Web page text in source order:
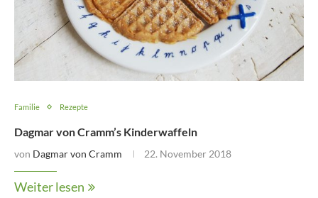
Familie Rezepte
Dagmar von Cramm’s Kinderwaffeln
von Dagmar von Cramm 22. November 2018
Weiter lesen